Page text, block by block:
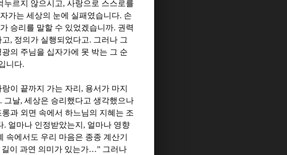
누르지 않으시고, 사랑으로 스스로를
가는 세상의 눈에 실패였습니다. 손
승리를 말할 수 있었겠습니까. 권력
, 정의가 실행되었다고. 그러나 그
광의 주님을 십자가에 못 박는 그 순
니다.
랑이 끝까지 가는 자리 , 용서가 마지
. 그날, 세상은 승리했다고 생각했으나
롱과 외면 속에서 하느님의 지혜는 조
. 얼마나 인정받았는지 , 얼마나 영향
속에서도 우리 마음은 종종 계산기
길이 과연 의미가 있는가…” 그러나